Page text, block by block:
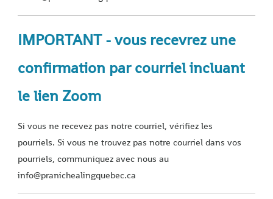
IMPORTANT - vous recevrez une
confirmation par courriel incluant
le lien Zoom
Si vous ne recevez pas notre courriel, vérifiez les
pourriels. Si vous ne trouvez pas notre courriel dans vos
pourriels, communiquez avec nous au
info@pranichealingquebec.ca